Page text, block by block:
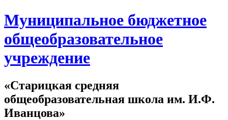
Муниципальное бюджетное
общеобразовательное
учреждение
«Старицкая средняя
общеобразовательная школа им. И.Ф.
Иванцова»